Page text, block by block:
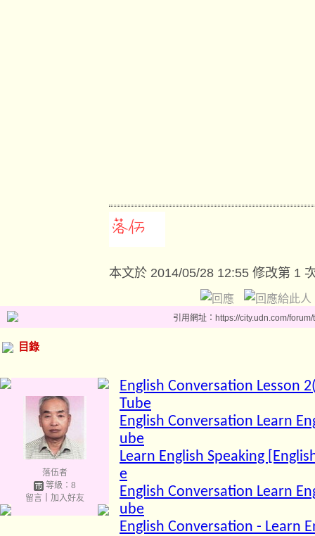
本文於 2014/05/28 12:55 修改第 1
引用網址：https://city.udn.com/
目錄
落伍者
等級：8
留言｜ 加入好友
English Conversation Lesson
Tube
English Conversation Learn
ube
Learn English Speaking
e
English Conversation Learn
ube
English Conversation - Learn